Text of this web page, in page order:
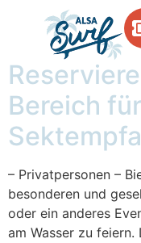
Bereich
– Privatpersonen –
besonderen und
oder ein anderes
am Wasser zu